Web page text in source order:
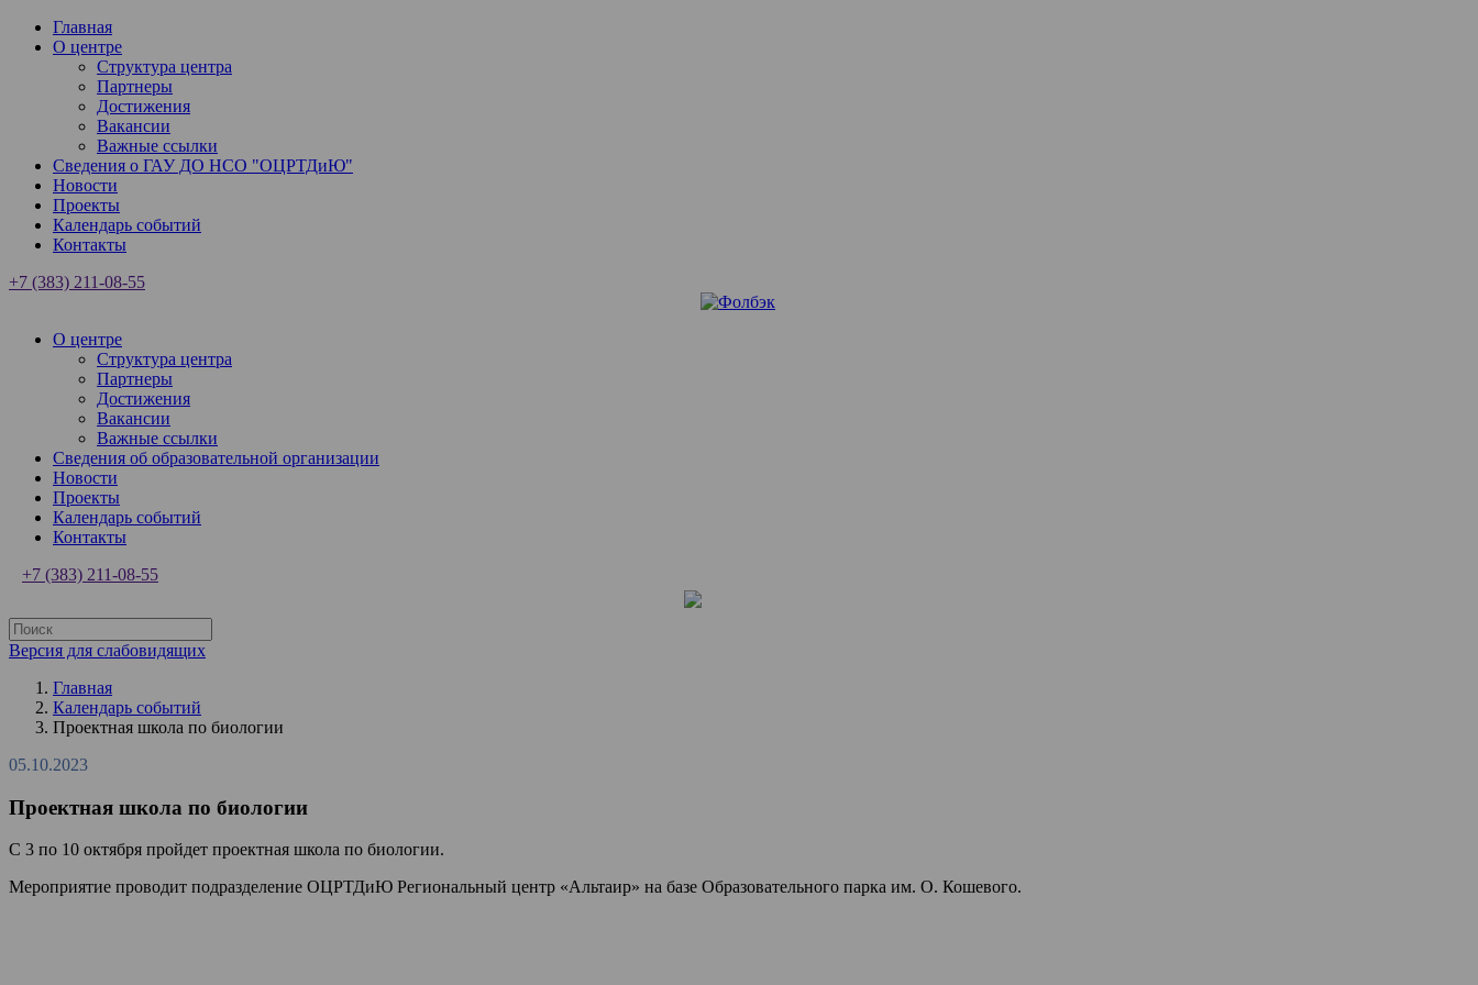
Главная
О центре
Структура центра
Партнеры
Достижения
Вакансии
Важные ссылки
Сведения о ГАУ ДО НСО "ОЦРТДиЮ"
Новости
Проекты
Календарь событий
Контакты
+7 (383) 211-08-55
О центре
Структура центра
Партнеры
Достижения
Вакансии
Важные ссылки
Сведения об образовательной организации
Новости
Проекты
Календарь событий
Контакты
+7 (383) 211-08-55
Версия для слабовидящих
Главная
Календарь событий
Проектная школа по биологии
05.10.2023
Проектная школа по биологии
С 3 по 10 октября пройдет проектная школа по биологии.
Мероприятие проводит подразделение ОЦРТДиЮ Региональный центр «Альтаир» на базе Образовательного парка им. О. Кошевого.